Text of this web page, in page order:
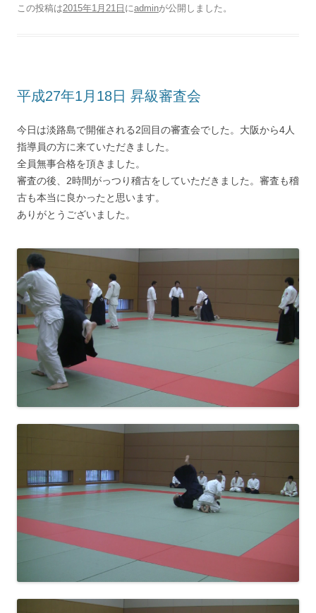
この投稿は2015年1月21日 にadminが公開しました 。
平成27年1月18日 昇級審査会
今日は淡路島で開催される2回目の審査会でした。大阪から4人
指導員の方に来ていただきました。
全員無事合格を頂きました。
審査の後、2時間がっつり稽古をしていただきました。審査も稽
古も本当に良かったと思います。
ありがとうございました。